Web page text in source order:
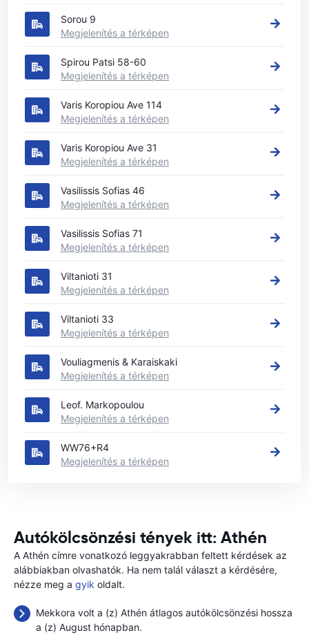
Sorou 9
Megjelenítés a térképen
Spirou Patsi 58-60
Megjelenítés a térképen
Varis Koropiou Ave 114
Megjelenítés a térképen
Varis Koropiou Ave 31
Megjelenítés a térképen
Vasilissis Sofias 46
Megjelenítés a térképen
Vasilissis Sofias 71
Megjelenítés a térképen
Viltanioti 31
Megjelenítés a térképen
Viltanioti 33
Megjelenítés a térképen
Vouliagmenis & Karaiskaki
Megjelenítés a térképen
Leof. Markopoulou
Megjelenítés a térképen
WW76+R4
Megjelenítés a térképen
Autókölcsönzési tények itt: Athén
A Athén címre vonatkozó leggyakrabban feltett kérdések az
alábbiakban olvashatók. Ha nem talál választ a kérdésére,
nézze meg a gyik oldalt.
Mekkora volt a (z) Athén átlagos autókölcsönzési hossza
a (z) August hónapban.